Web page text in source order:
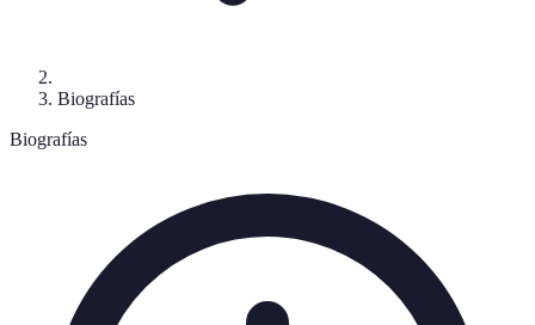
Biografías
Biografías